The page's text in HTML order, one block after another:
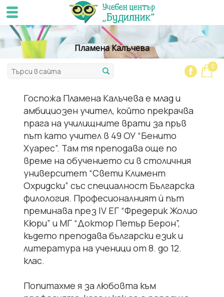
Пламена Калъчева
0
Госпожа Пламена Калъчева е млад и
амбициозен учител, който прекрачва
прага на училищните врати за пръв
път като учител в 49 ОУ “Бенито
Хуарес”. Там тя преподава още по
време на обучението си в столичния
университет “Свети Климент
Охридски” със специалност Българска
филология. Професионалният ѝ път
преминава през IV ЕГ “Фредерик Жолио
Кюри” и МГ “Доктор Петър Берон”,
където преподава български език и
литература на ученици от 8. до 12.
клас.
Попитахме я за любовта към